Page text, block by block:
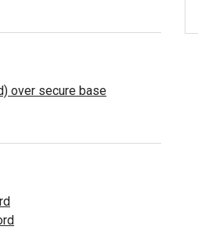
over secure base